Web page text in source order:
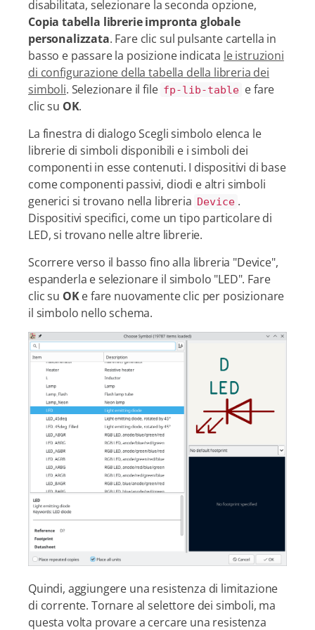
disabilitata, selezionare la seconda opzione,
Copia tabella librerie impronta globale
personalizzata. Fare clic sul pulsante cartella in
basso e passare la posizione indicata le istruzioni
di configurazione della tabella della libreria dei
simboli. Selezionare il file fp-lib-table e fare
clic su OK.
La finestra di dialogo Scegli simbolo elenca le
librerie di simboli disponibili e i simboli dei
componenti in esse contenuti. I dispositivi di base
come componenti passivi, diodi e altri simboli
generici si trovano nella libreria Device .
Dispositivi specifici, come un tipo particolare di
LED, si trovano nelle altre librerie.
Scorrere verso il basso fino alla libreria "Device",
espanderla e selezionare il simbolo "LED". Fare
clic su OKe fare nuovamente clic per posizionare
il simbolo nello schema.
Quindi, aggiungere una resistenza di limitazione
di corrente. Tornare al selettore dei simboli, ma
questa volta provare a cercare una resistenza